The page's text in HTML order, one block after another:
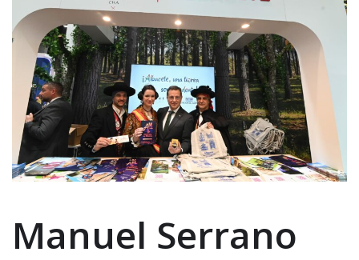
Manuel Serrano